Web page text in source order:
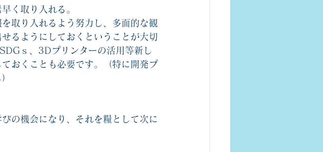
く取り入れる。
取り入れるよう努力し、多面的な観
るようにしておくということが大切
ｓ、3Dプリンターの活用等新し
おくことも必要です。（特に開発プ
の機会になり、それを糧として次に